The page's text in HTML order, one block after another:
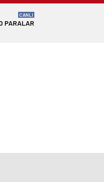
PARALAR
CANLI